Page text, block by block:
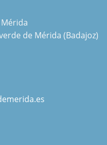
de Mérida (Badajoz)